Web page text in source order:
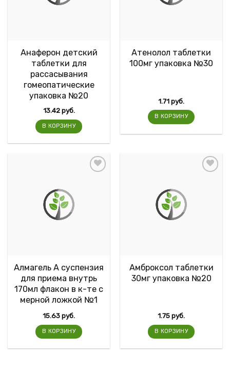
Анаферон детский
таблетки для
рассасывания
гомеопатические
упаковка №20
13.42руб.
В КОРЗИНУ
Атенолол таблетки
100мг упаковка №30
1.71руб.
В КОРЗИНУ
Алмагель А суспензия
для приема внутрь
170мл флакон в к-те с
мерной ложкой №1
15.63руб.
В КОРЗИНУ
Амброксол таблетки
30мг упаковка №20
1.75руб.
В КОРЗИНУ